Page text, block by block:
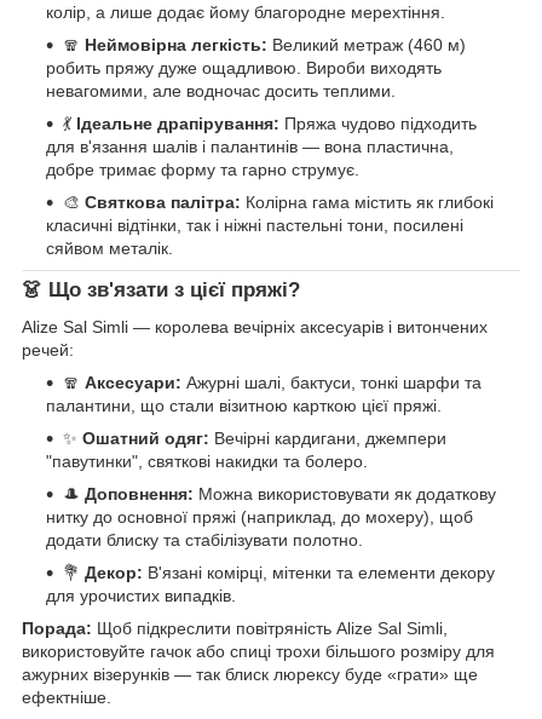
колір, а лише додає йому благородне мерехтіння.
🧣 Неймовірна легкість: Великий метраж (460 м)
робить пряжу дуже ощадливою. Вироби виходять
невагомими, але водночас досить теплими.
💃 Ідеальне драпірування: Пряжа чудово підходить
для в'язання шалів і палантинів — вона пластична,
добре тримає форму та гарно струмує.
🎨 Святкова палітра: Колірна гама містить як глибокі
класичні відтінки, так і ніжні пастельні тони, посилені
сяйвом металік.
👗 Що зв'язати з цієї пряжі?
Alize Sal Simli — королева вечірніх аксесуарів і витончених
речей:
🧣 Аксесуари: Ажурні шалі, бактуси, тонкі шарфи та
палантини, що стали візитною карткою цієї пряжі.
✨ Ошатний одяг: Вечірні кардигани, джемпери
"павутинки", святкові накидки та болеро.
🎩 Доповнення: Можна використовувати як додаткову
нитку до основної пряжі (наприклад, до мохеру), щоб
додати блиску та стабілізувати полотно.
💐 Декор: В'язані комірці, мітенки та елементи декору
для урочистих випадків.
Порада: Щоб підкреслити повітряність Alize Sal Simli,
використовуйте гачок або спиці трохи більшого розміру для
ажурних візерунків — так блиск люрексу буде «грати» ще
ефектніше.